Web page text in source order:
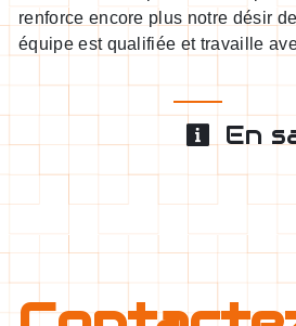
renforce encore plus notre désir
équipe est qualifiée et travaille
En